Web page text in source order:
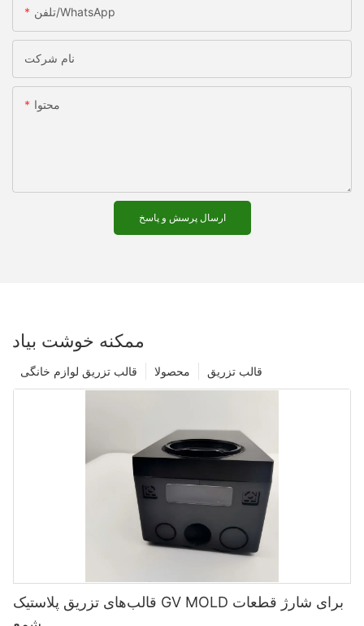
تلفن/WhatsApp
نام شرکت
محتوا
ارسال پرسش و پاسخ
ممکنه خوشت بیاد
قالب تزریق محصولا قالب تزریق لوازم خانگی
قالب‌های تزریق پلاستیک GV MOLD برای شارژ قطعات